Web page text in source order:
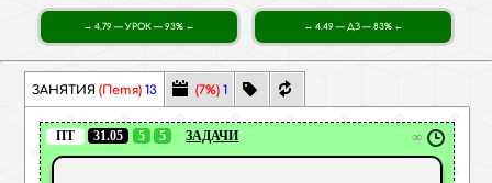
4.79 — УРОК — 93% 4.49 — ДЗ — 83%
ЗАНЯТИЯ(Петя) 13 (7%) 1
∞
ПТ 31.05 5 5 ЗАДАЧИ